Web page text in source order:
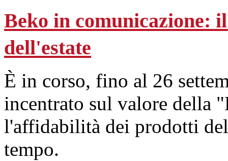
Beko in comunicazione:
dell'estate
È in corso, fino al 26
incentrato sul valore della
l'affidabilità dei prodotti
tempo.